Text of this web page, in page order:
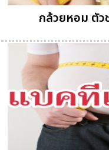
กล้วยหอม ตัว